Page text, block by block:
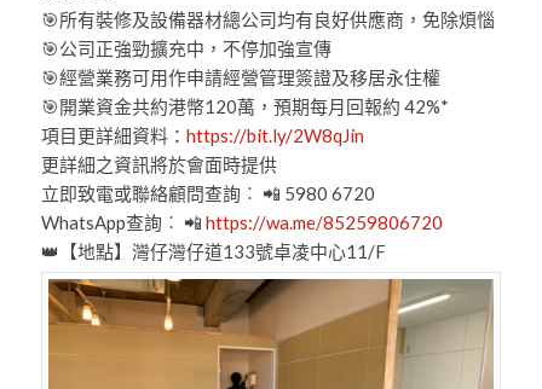
🎯所有裝修及設備器材總公司均有良好供應商，免除煩惱
🎯公司正強勁擴充中，不停加強宣傳
🎯經營業務可用作申請經營管理簽證及移居永住權
🎯開業資金共約港幣120萬，預期每月回報約 42%*
項目更詳細資料： https://bit.ly/2W8qJin
更詳細之資訊將於會面時提供
立即致電或聯絡顧問查詢︰ 📲 5980 6720
WhatsApp查詢︰ 📲 https://wa.me/85259806720
👑【地點】灣仔灣仔道133號卓凌中心11/F